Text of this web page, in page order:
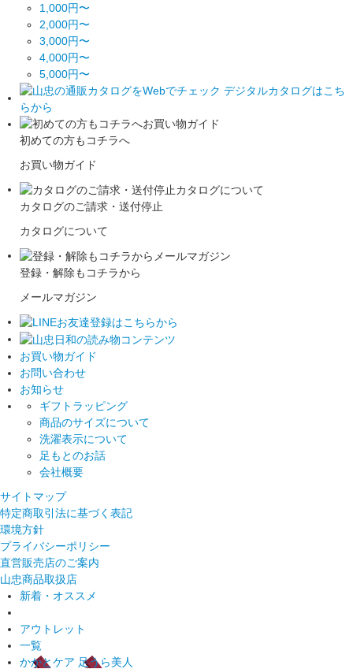
1,000円〜
2,000円〜
3,000円〜
4,000円〜
5,000円〜
初めての方もコチラへ
お買い物ガイド
カタログのご請求・送付停止
カタログについて
登録・解除もコチラから
メールマガジン
お買い物ガイド
お問い合わせ
お知らせ
ギフトラッピング
商品のサイズについて
洗濯表示について
足もとのお話
会社概要
サイトマップ
特定商取引法に基づく表記
環境方針
プライバシーポリシー
直営販売店のご案内
山忠商品取扱店
新着・オススメ
アウトレット
一覧
かかとケア 足うら美人